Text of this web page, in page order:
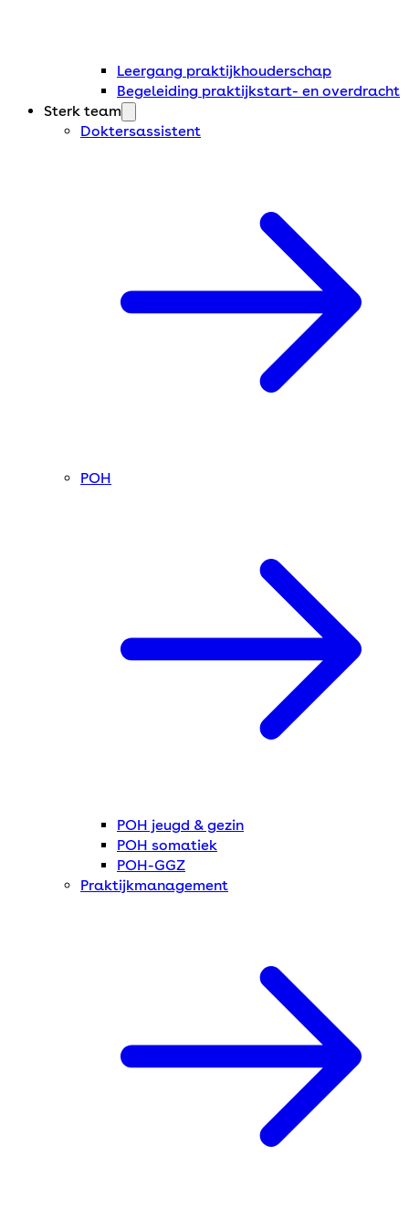
Leergang praktijkhouderschap
Begeleiding praktijkstart- en overdracht
Sterk team
Doktersassistent
POH
POH jeugd & gezin
POH somatiek
POH-GGZ
Praktijkmanagement